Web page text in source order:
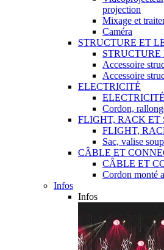
projection
Mixage et
Caméra
STRUCTURE ET
Accessoire
Accessoire
ELECTRICITÉ
ELECTRICITÉ
Cordon,
FLIGHT, RACK ET
FLIGHT,
Sac, valise
CÂBLE ET
CÂBLE ET
Cordon monté
Infos
Infos